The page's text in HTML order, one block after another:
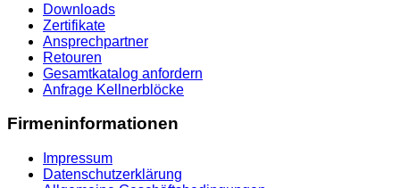
Downloads
Zertifikate
Ansprechpartner
Retouren
Gesamtkatalog anfordern
Anfrage Kellnerblöcke
Firmeninformationen
Impressum
Datenschutzerklärung